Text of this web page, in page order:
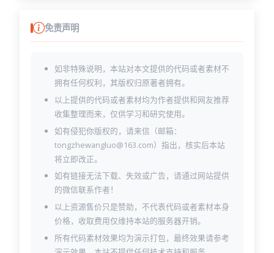
免责声明
如非特殊说明，本站对本文提供的代码或者素材不
拥有任何权利，其版权归原著者拥有。
以上提供的代码或者素材均为作者提供和网友推荐
收集整理而来，仅供学习和研究使用。
如有侵犯你版权的，请来信（邮箱：
tongzhewangluo@163.com）指出，核实后本站
将立即改正。
如有链接无法下载、失效或广告，请通过网站提供
的微信联系作者！
以上资源售价只是赞助，不代表代码或者素材本身
价格，收取费用仅维持本站的服务器开销。
所有代码素材效果均为演示打包，最终效果请参考